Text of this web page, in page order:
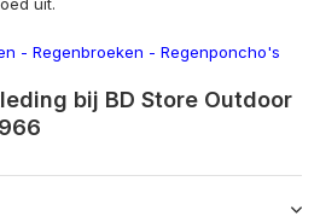
- Regenbroeken - Regenponcho's
bij BD Store Outdoor